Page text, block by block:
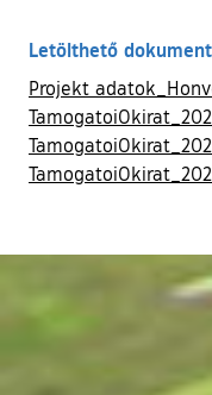
Letölthető
Projekt